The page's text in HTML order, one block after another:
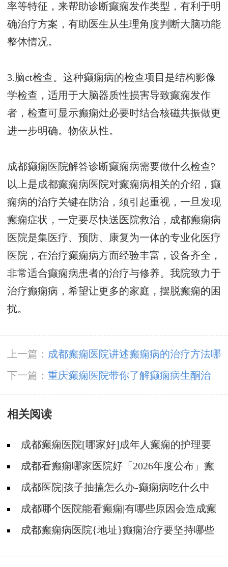
率等特征，来帮助诊断癫痫发作类型，有利于明
确治疗方案，有助医生从生理角度判断大脑功能
整体情况。
3.脑ct检查。这种癫痫病的检查项目是结构影像
学检查，适用于大脑器质性损害导致癫痫发作
者，检查可显示癫痫灶必要时结合核磁共振做更
进一步明确。物依从性。
成都癫痫医院解答诊断癫痫病需要做什么检查?
以上是成都癫痫病医院对癫痫病相关的介绍，癫
痫病的治疗关键在防治，须引起重视，一旦发现
癫痫症状，一定要尽快送医院救治，成都癫痫病
医院是集医疗、预防、康复为一体的专业化医疗
医院，在治疗癫痫病方面经验丰富，设备齐全，
非常适合癫痫病患者的治疗与修养。我院致力于
治疗癫痫病，希望让更多的家庭，摆脱癫痫的困
扰。
上一篇： 成都癫痫医院讲述癫痫病的治疗方法哪
种好?
下一篇： 重庆癫痫医院带你了解癫痫病生酮治
疗?
相关阅读
成都癫痫医院[哪家好]成年人癫痫的护理要
做到哪些?
成都看癫痫哪家医院好「2026年度公布」癫
痫是遗传的吗?
成都医院|孩子抽搐怎么办-癫痫病吃什么中
药?成都哪个医院能看癫痫|有哪些原因会造成癫
痫?成都癫痫病医院{地址}癫痫治疗要坚持哪些